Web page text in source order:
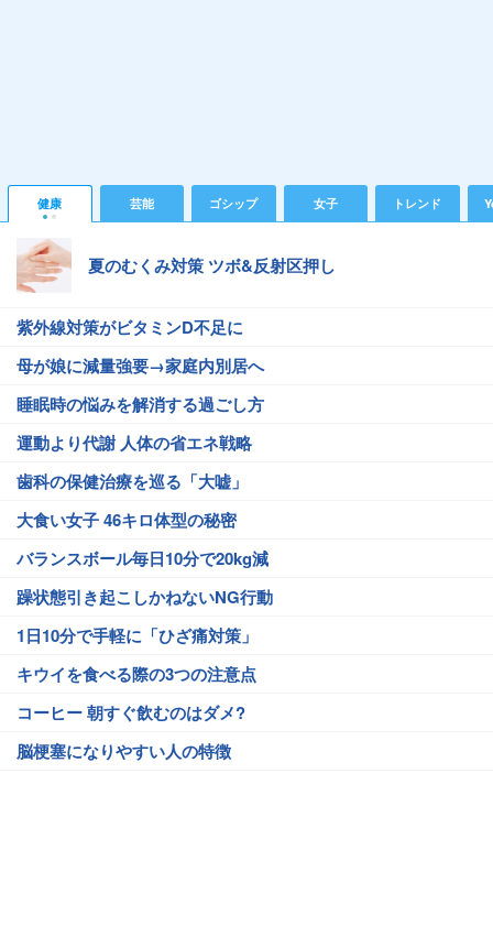
健康 芸能 ゴシップ 女子 トレンド
夏のむくみ対策 ツボ&反射区押し
紫外線対策がビタミンD不足に
母が娘に減量強要→家庭内別居へ
睡眠時の悩みを解消する過ごし方
運動より代謝 人体の省エネ戦略
歯科の保健治療を巡る「大嘘」
大食い女子 46キロ体型の秘密
バランスボール毎日10分で20kg減
躁状態引き起こしかねないNG行動
1日10分で手軽に「ひざ痛対策」
キウイを食べる際の3つの注意点
コーヒー 朝すぐ飲むのはダメ?
脳梗塞になりやすい人の特徴